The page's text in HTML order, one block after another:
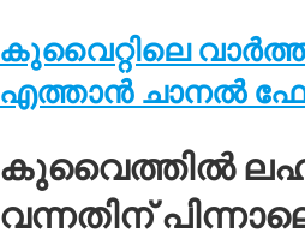
കുവൈറ്റിലെ
എത്താൻ ചാനൽ
കുവൈത്തിൽ
വന്നതിന്